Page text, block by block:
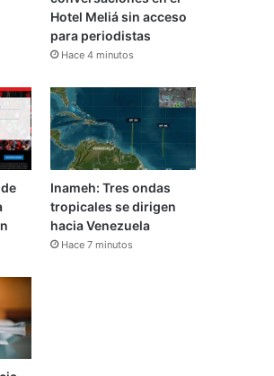
Hotel Meliá sin acceso
para periodistas
Hace 4 minutos
Inameh: Tres ondas
tropicales se dirigen
hacia Venezuela
Hace 7 minutos